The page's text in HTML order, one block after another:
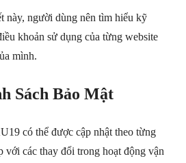
này, người dùng nên tìm hiểu kỹ
khoản sử dụng của từng website
mình.
Sách Bảo Mật
có thể được cập nhật theo từng
với các thay đổi trong hoạt động vận